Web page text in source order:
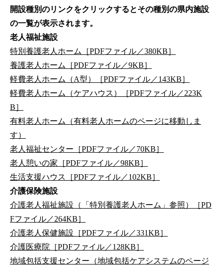
開設種別のリンクをクリックするとその種別の県内施設
の一覧が表示されます。
老人福祉施設
特別養護老人ホーム［PDFファイル／380KB］
養護老人ホーム［PDFファイル／9KB］
軽費老人ホーム（A型）［PDFファイル／143KB］
軽費老人ホーム（ケアハウス）［PDFファイル／223K
B］
有料老人ホーム（有料老人ホームのページに移動しま
す）
老人福祉センター［PDFファイル／70KB］
老人憩いの家［PDFファイル／98KB］
生活支援ハウス［PDFファイル／102KB］
介護保険施設
介護老人福祉施設（「特別養護老人ホーム」参照）［PD
Fファイル／264KB］
介護老人保健施設［PDFファイル／331KB］
介護医療院［PDFファイル／128KB］
地域包括支援センター（地域包括ケアシステムのページ